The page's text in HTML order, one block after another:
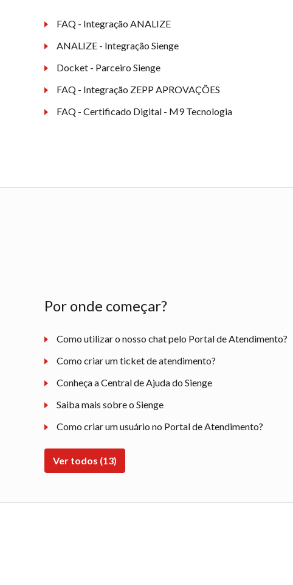
FAQ - Integração ANALIZE
ANALIZE - Integração Sienge
Docket - Parceiro Sienge
FAQ - Integração ZEPP APROVAÇÕES
FAQ - Certificado Digital - M9 Tecnologia
Por onde começar?
Como utilizar o nosso chat pelo Portal de Atendimento?
Como criar um ticket de atendimento?
Conheça a Central de Ajuda do Sienge
Saiba mais sobre o Sienge
Como criar um usuário no Portal de Atendimento?
Ver todos (13)